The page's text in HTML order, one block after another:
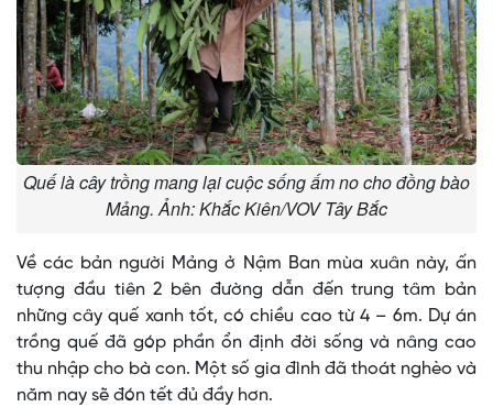
Quế là cây trồng mang lại cuộc sống ấm no cho đồng bào
Mảng. Ảnh: Khắc Kiên/VOV Tây Bắc
Về các bản người Mảng ở Nậm Ban mùa xuân này, ấn
tượng đầu tiên 2 bên đường dẫn đến trung tâm bản
những cây quế xanh tốt, có chiều cao từ 4 – 6m. Dự án
trồng quế đã góp phần ổn định đời sống và nâng cao
thu nhập cho bà con. Một số gia đình đã thoát nghèo và
năm nay sẽ đón tết đủ đầy hơn.